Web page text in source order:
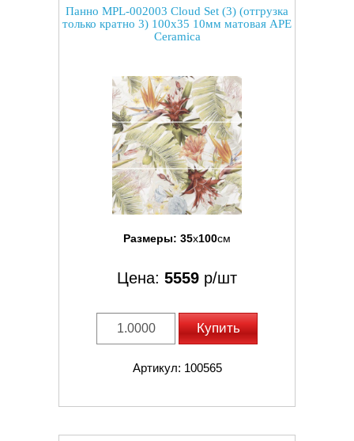
Панно MPL-002003 Cloud Set (3) (отгрузка
только кратно 3) 100x35 10мм матовая APE
Ceramica
Размеры: 35x100см
Цена: 5559 р/шт
Купить
Артикул: 100565